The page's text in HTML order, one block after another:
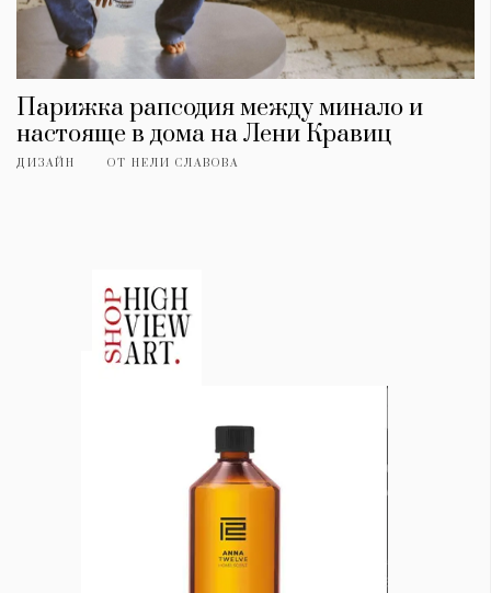
Парижка рапсодия между минало и
настояще в дома на Лени Кравиц
ДИЗАЙН ОТ НЕЛИ СЛАВОВА